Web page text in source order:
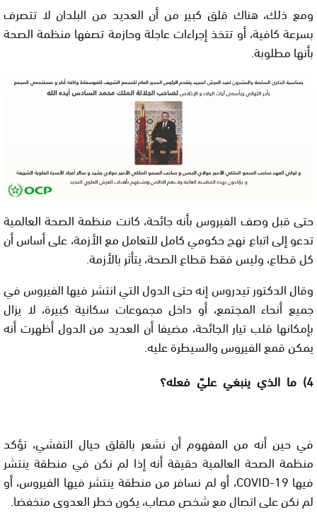
ومع ذلك، هناك قلق كبير من أن العديد من البلدان لا تتصرف
بسرعة كافية، أو تتخذ إجراءات عاجلة وحازمة تصفها منظمة الصحة
بأنها مطلوبة.
حتى قبل وصف الفيروس بأنه جائحة، كانت منظمة الصحة العالمية
تدعو إلى اتباع نهج حكومي كامل للتعامل مع الأزمة، على أساس أن
كل قطاع، وليس فقط قطاع الصحة، يتأثر بالأزمة.
وقال الدكتور تيدروس إنه حتى الدول التي انتشر فيها الفيروس في
جميع أنحاء المجتمع، أو داخل مجموعات سكانية كبيرة، لا يزال
بإمكانها قلب تيار الجائحة، مضيفا أن العديد من الدول أظهرت أنه
يمكن قمع الفيروس والسيطرة عليه.
4) ما الذي ينبغي عليّ فعله؟
في حين أنه من المفهوم أن نشعر بالقلق حيال التفشي، تؤكد
منظمة الصحة العالمية حقيقة أنه إذا لم نكن في منطقة ينتشر
فيها COVID-19، أو لم نسافر من منطقة ينتشر فيها الفيروس، أو
لم نكن على اتصال مع شخص مصاب، يكون خطر العدوى منخفضا.